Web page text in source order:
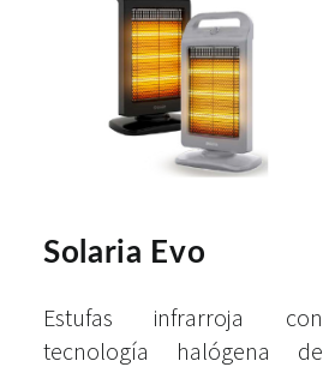
Solaria Evo
Estufas infrarroja con
tecnología halógena de